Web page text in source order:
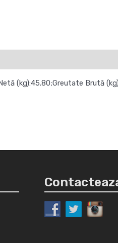
(kg):45.80;Greutate Brută